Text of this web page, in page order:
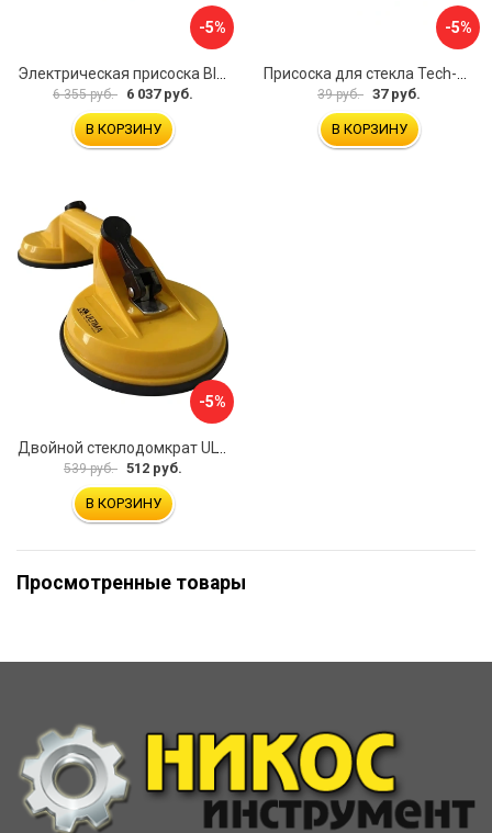
-5%
6 355 руб. 6 037 руб.
В КОРЗИНУ
-5%
39 руб. 37 руб.
В КОРЗИНУ
-5%
Двойной стеклодомкрат ULTIMA 2
539 руб. 512 руб.
В КОРЗИНУ
Просмотренные товары